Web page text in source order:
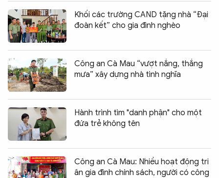
Khối các trường CAND tặng nhà “Đại
đoàn kết” cho gia đình nghèo
Công an Cà Mau “vượt nắng, thắng
mưa” xây dựng nhà tình nghĩa
Hành trình tìm "danh phận" cho một
đứa trẻ không tên
Công an Cà Mau: Nhiều hoạt động tri
ân gia đình chính sách, người có công